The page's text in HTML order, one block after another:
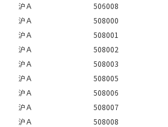
沪Ａ
506008
沪Ａ
508000
沪Ａ
508001
沪Ａ
508002
沪Ａ
508003
沪Ａ
508005
沪Ａ
508006
沪Ａ
508007
沪Ａ
508008